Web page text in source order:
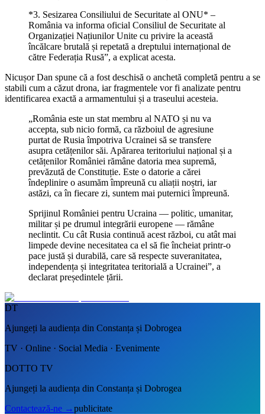
*3. Sesizarea Consiliului de Securitate al ONU* –
România va informa oficial Consiliul de Securitate al
Organizației Națiunilor Unite cu privire la această
încălcare brutală și repetată a dreptului internațional de
către Federația Rusă”, a explicat acesta.
Nicușor Dan spune că a fost deschisă o anchetă completă pentru a se
stabili cum a căzut drona, iar fragmentele vor fi analizate pentru
identificarea exactă a armamentului și a traseului acesteia.
„România este un stat membru al NATO și nu va
accepta, sub nicio formă, ca războiul de agresiune
purtat de Rusia împotriva Ucrainei să se transfere
asupra cetățenilor săi. Apărarea teritoriului național și a
cetățenilor României rămâne datoria mea supremă,
prevăzută de Constituție. Este o datorie a cărei
îndeplinire o asumăm împreună cu aliații noștri, iar
astăzi, ca în fiecare zi, suntem mai puternici împreună.
Sprijinul României pentru Ucraina — politic, umanitar,
militar și pe drumul integrării europene — rămâne
neclintit. Cu cât Rusia continuă acest război, cu atât mai
limpede devine necesitatea ca el să fie încheiat printr-o
pace justă și durabilă, care să respecte suveranitatea,
independența și integritatea teritorială a Ucrainei”, a
declarat președintele țării.
DT
Ajungeți la audiența din Constanța și Dobrogea
TV · Online · Social Media · Evenimente
DOTTO TV
Ajungeți la audiența din Constanța și Dobrogea
Contactează-ne →publicitate